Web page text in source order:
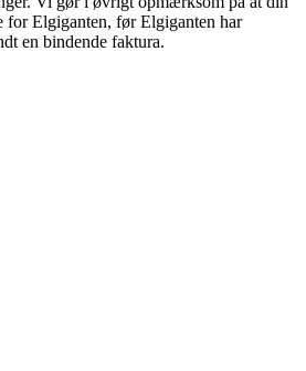
for Elgiganten, før Elgiganten har
en bindende faktura.